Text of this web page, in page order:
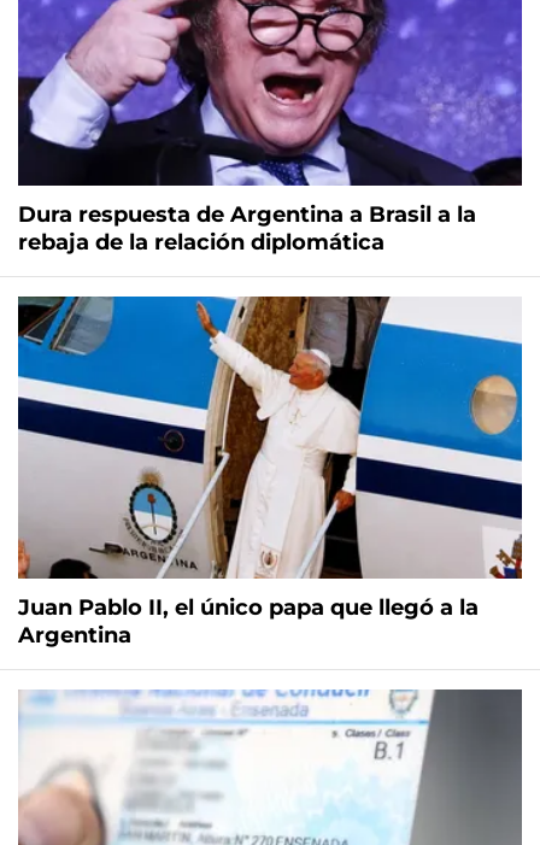
Dura respuesta de Argentina a Brasil a la
rebaja de la relación diplomática
Juan Pablo II, el único papa que llegó a la
Argentina